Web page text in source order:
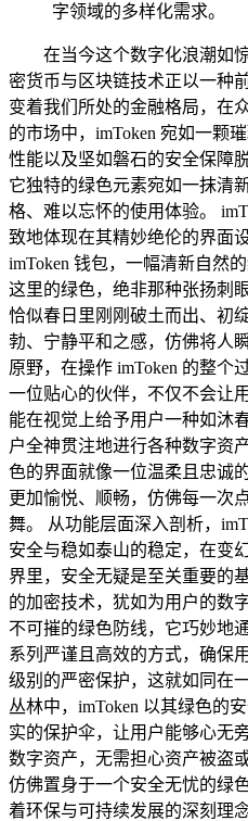
字领域的多样化需求。
在当今这个数字化浪潮如
密货币与区块链技术正以一种
变着我们所处的金融格局，在
的市场中，imToken 宛如一颗
性能以及坚如磐石的安全保障
它独特的绿色元素宛如一抹清
格、难以忘怀的使用体验。
致地体现在其精妙绝伦的界面
imToken 钱包，一幅清新自然
这里的绿色，绝非那种张扬刺
恰似春日里刚刚破土而出、初
勃、宁静平和之感，仿佛将人
原野，在操作 imToken 的整个
一位贴心的伙伴，不仅不会让
能在视觉上给予用户一种如沐
户全神贯注地进行各种数字资
色的界面就像一位温柔且忠诚
更加愉悦、顺畅，仿佛每一次
舞。 从功能层面深入剖析，
安全与稳如泰山的稳定，在变
界里，安全无疑是至关重要的
的加密技术，犹如为用户的数
不可摧的绿色防线，它巧妙地
系列严谨且高效的方式，确保
级别的严密保护，这就如同在
丛林中，imToken 以其绿色的
实的保护伞，让用户能够心无
数字资产，无需担心资产被盗
仿佛置身于一个安全无忧的绿
着环保与可持续发展的深刻理